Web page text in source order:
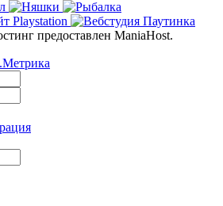
предоставлен ManiaHost.